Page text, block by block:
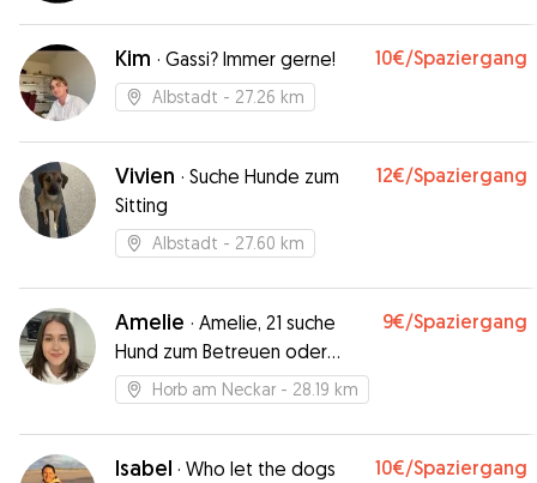
Kim · Gassi? Immer gerne! 10€/Spaziergang
Albstadt - 27.26 km
Vivien · Suche Hunde zum
Sitting
12€/Spaziergang
Albstadt - 27.60 km
Amelie · Amelie, 21 suche
Hund zum Betreuen oder
Gassi gehen:)
9€/Spaziergang
Horb am Neckar - 28.19 km
Isabel · Who let the dogs
10€/Spaziergang